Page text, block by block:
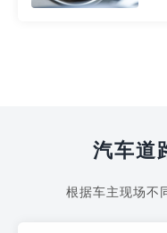
汽车道
根据车主现场不